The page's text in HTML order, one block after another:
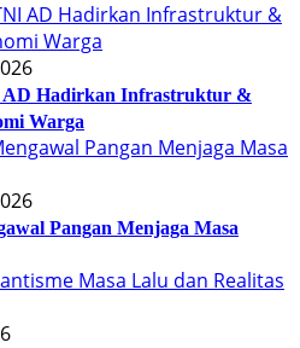
AD Hadirkan Infrastruktur &
Warga
Pangan Menjaga Masa